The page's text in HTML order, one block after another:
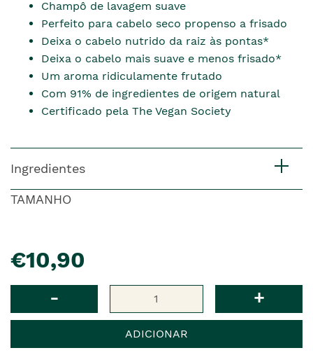
Champô de lavagem suave
Perfeito para cabelo seco propenso a frisado
Deixa o cabelo nutrido da raiz às pontas*
Deixa o cabelo mais suave e menos frisado*
Um aroma ridiculamente frutado
Com 91% de ingredientes de origem natural
Certificado pela The Vegan Society
Ingredientes
TAMANHO
€10,90
- +
ADICIONAR